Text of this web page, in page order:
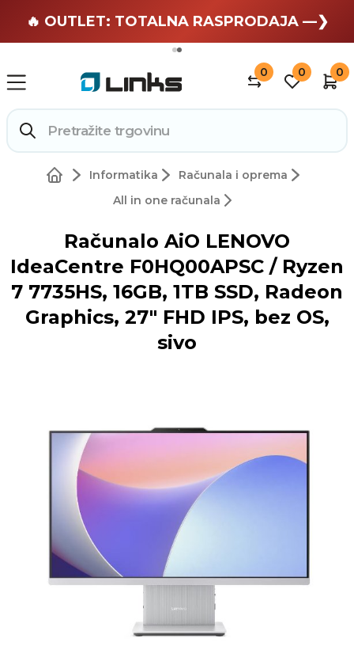
🏄 Zaslužuješ odmor —❯
🔥 OUTLET: TOTALNA RASPRODAJA —❯
0 0 0
Informatika
Računala i oprema
All in one računala
Računalo AiO LENOVO
IdeaCentre F0HQ00APSC / Ryzen
7 7735HS, 16GB, 1TB SSD, Radeon
Graphics, 27" FHD IPS, bez OS,
sivo